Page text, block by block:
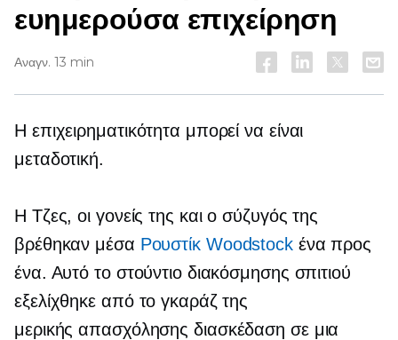
ευημερούσα επιχείρηση
Αναγν. 13 min
Η επιχειρηματικότητα μπορεί να είναι
μεταδοτική.
Η Τζες, οι γονείς της και ο σύζυγός της
βρέθηκαν μέσα Ρουστίκ Woodstockένα προς
ένα. Αυτό το στούντιο διακόσμησης σπιτιού
εξελίχθηκε από το γκαράζ της
μερικής απασχόλησης διασκέδαση σε μια